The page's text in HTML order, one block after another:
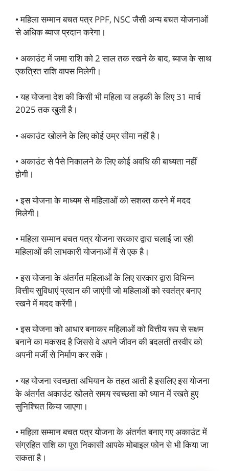
• महिला सम्मान बचत पत्र PPF, NSC जैसी अन्य बचत योजनाओं
से अधिक ब्याज प्रदान करेगा।
• अकाउंट में जमा राशि को 2 साल तक रखने के बाद, ब्याज के साथ
एकत्रित राशि वापस मिलेगी।
• यह योजना देश की किसी भी महिला या लड़की के लिए 31 मार्च
2025 तक खुली है।
• अकाउंट खोलने के लिए कोई उम्र सीमा नहीं है।
• अकाउंट से पैसे निकालने के लिए कोई अवधि की बाध्यता नहीं
होगी।
• इस योजना के माध्यम से महिलाओं को सशक्त करने में मदद
मिलेगी।
• महिला सम्मान बचत पत्र योजना सरकार द्वारा चलाई जा रही
महिलाओं की लाभकारी योजनाओं में से एक है।
• इस योजना के अंतर्गत महिलाओं के लिए सरकार द्वारा विभिन्न
वित्तीय सुविधाएं प्रदान की जाएंगी जो महिलाओं को स्वतंत्र बनाए
रखने में मदद करेंगी।
• इस योजना को आधार बनाकर महिलाओं को वित्तीय रूप से सक्षम
बनाने का मकसद है जिससे वे अपने जीवन की बदलती तस्वीर को
अपनी मर्जी से निर्माण कर सकें।
• यह योजना स्वच्छता अभियान के तहत आती है इसलिए इस योजना
के अंतर्गत अकाउंट खोलते समय स्वच्छता को ध्यान में रखते हुए
सुनिश्चित किया जाएगा।
• महिला सम्मान बचत पत्र योजना के अंतर्गत बनाए गए अकाउंट में
संग्रहित राशि का पूरा निकासी आपके मोबाइल फोन से भी किया जा
सकता है।